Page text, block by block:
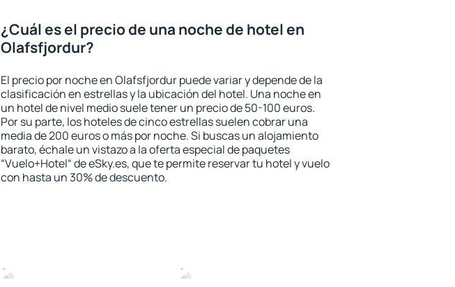
¿Cuál es el precio de una noche de hotel en
Olafsfjordur?
El precio por noche en Olafsfjordur puede variar y depende de la
clasificación en estrellas y la ubicación del hotel. Una noche en
un hotel de nivel medio suele tener un precio de 50-100 euros.
Por su parte, los hoteles de cinco estrellas suelen cobrar una
media de 200 euros o más por noche. Si buscas un alojamiento
barato, échale un vistazo a la oferta especial de paquetes
“Vuelo+Hotel“ de eSky.es, que te permite reservar tu hotel y vuelo
con hasta un 30% de descuento.